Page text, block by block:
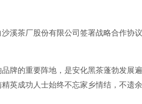
溪茶厂股份有限公司签署战略合作协
牌的重要阵地，是安化黑茶蓬勃发展
英成功人士始终不忘家乡情结，不遗